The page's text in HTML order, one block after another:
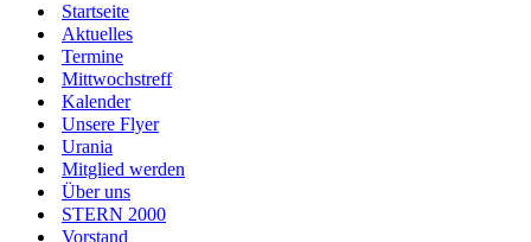
Startseite
Aktuelles
Termine
Mittwochstreff
Kalender
Unsere Flyer
Urania
Mitglied werden
Über uns
STERN 2000
Vorstand